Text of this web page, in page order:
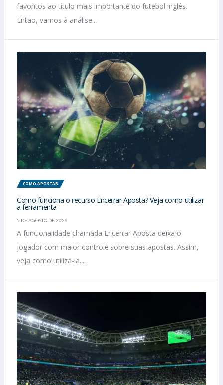
favoritos ao título mais importante do futebol inglês.
Então, vamos à análise...
COMO APOSTAR
Como funciona o recurso Encerrar Aposta? Veja como utilizar
a ferramenta
5 DE AGOSTO DE 2026
A funcionalidade chamada Encerrar Aposta deixa o
jogador com maior controle sobre suas apostas. Assim,
veja como utilizá-la....